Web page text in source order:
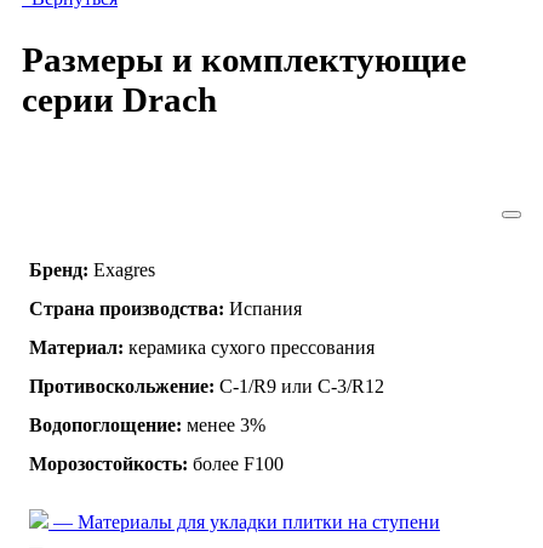
Размеры и комплектующие
серии Drach
Бренд: Exagres
Страна производства: Испания
Материал: керамика сухого прессования
Противоскольжение: C-1/R9 или C-3/R12
Водопоглощение: менее 3%
Морозостойкость: более F100
— Материалы для укладки плитки на ступени